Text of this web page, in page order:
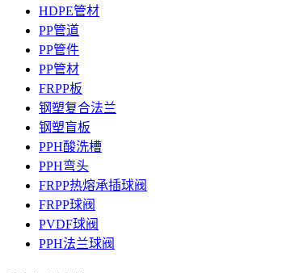
HDPE管材
PP管道
PP管件
PP管材
FRPP板
钢塑复合法兰
钢塑盲板
PPH酸洗槽
PPH弯头
FRPP热熔承插球阀
FRPP球阀
PVDF球阀
PPH法兰球阀